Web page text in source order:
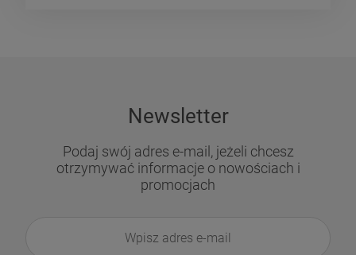
Newsletter
Podaj swój adres e-mail, jeżeli chcesz
otrzymywać informacje o nowościach i
promocjach